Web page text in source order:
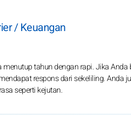
/ Keuangan
menutup tahun dengan rapi. Jika
respons dari sekeliling.
seperti kejutan.